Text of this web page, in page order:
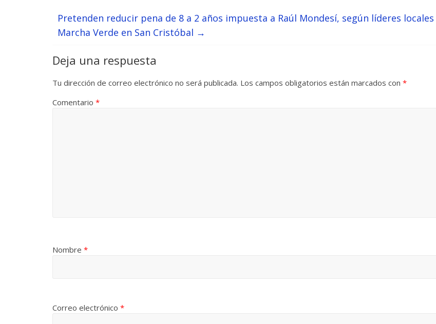
Pretenden reducir pena de 8 a 2 años impuesta a Raúl Mondesí, según líderes locales
Marcha Verde en San Cristóbal →
Deja una respuesta
Tu dirección de correo electrónico no será publicada. Los campos obligatorios están marcados con *
Comentario *
Nombre *
Correo electrónico *